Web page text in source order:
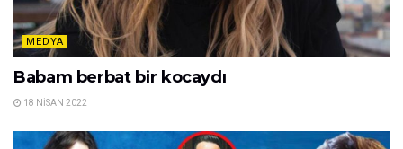
MEDYA
Babam berbat bir kocaydı
18 NISAN 2022